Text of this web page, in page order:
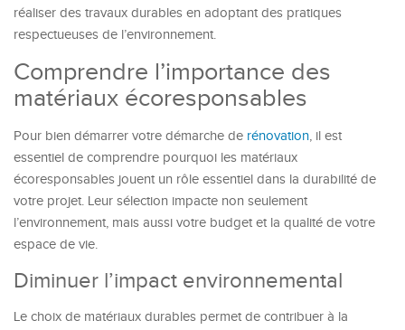
réaliser des travaux durables en adoptant des pratiques
respectueuses de l’environnement.
Comprendre l’importance des
matériaux écoresponsables
Pour bien démarrer votre démarche de rénovation, il est
essentiel de comprendre pourquoi les matériaux
écoresponsables jouent un rôle essentiel dans la durabilité de
votre projet. Leur sélection impacte non seulement
l’environnement, mais aussi votre budget et la qualité de votre
espace de vie.
Diminuer l’impact environnemental
Le choix de matériaux durables permet de contribuer à la